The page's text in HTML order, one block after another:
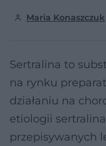
Maria Konaszczuk
Sertralina to
na rynku
działaniu na
etiologii
przepisywanych